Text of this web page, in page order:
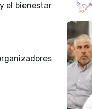
el bienestar